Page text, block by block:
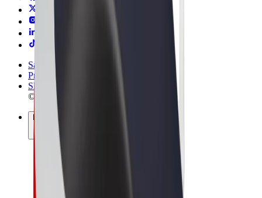
Sąlygos
Privatumas
Slapukai
© 2026 Bolt Technology OÜ
Paslaugos
Kelionės
Paspirtukai
„Bolt Market“